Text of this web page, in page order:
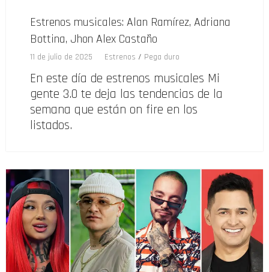
Estrenos musicales: Alan Ramírez, Adriana
Bottina, Jhon Alex Castaño
11 de julio de 2025 Estrenos / Pega duro
En este día de estrenos musicales Mi
gente 3.0 te deja las tendencias de la
semana que están on fire en los
listados.